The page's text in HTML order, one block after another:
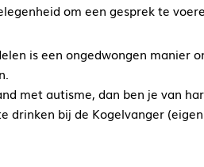
om een gesprek te
is een ongedwongen manier
met autisme, dan ben je van
drinken bij de Kogelvanger